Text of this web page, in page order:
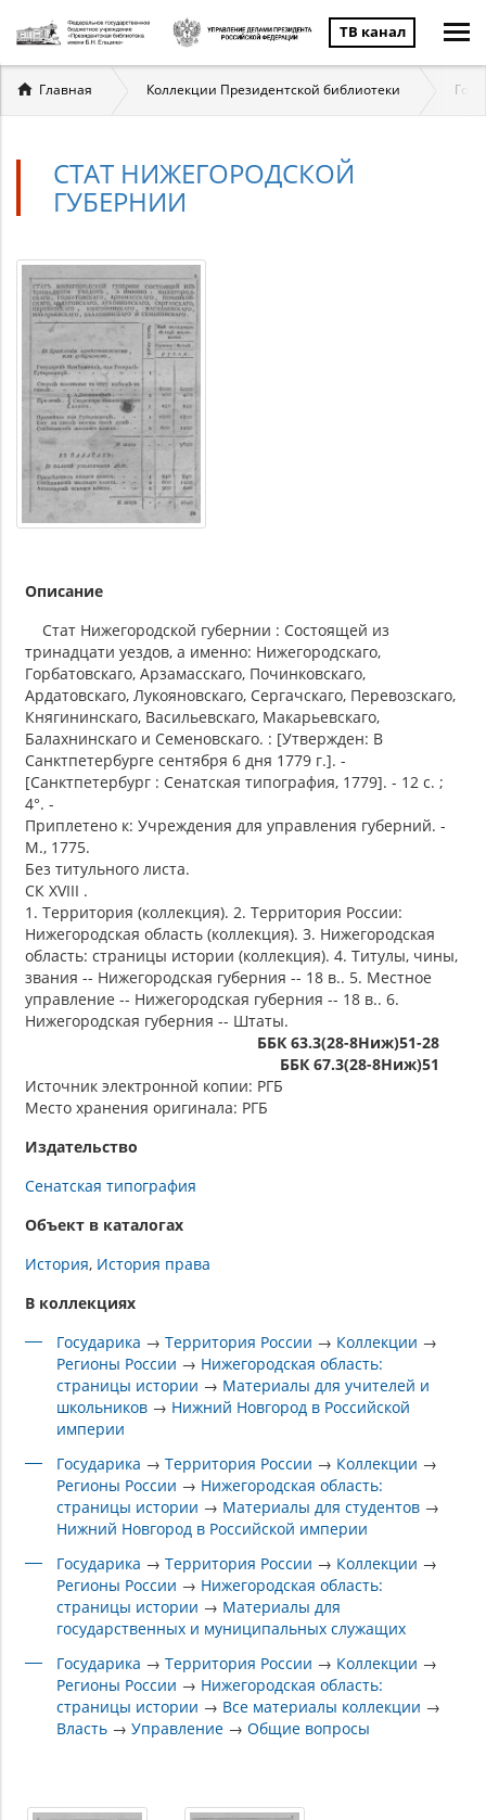
ТВ канал
Вы
здесь
Главная Коллекции Президентской библиотеки
СТАТ НИЖЕГОРОДСКОЙ
ГУБЕРНИИ
Описание
Стат Нижегородской губернии : Состоящей из
тринадцати уездов, а именно: Нижегородскаго,
Горбатовскаго, Арзамасскаго, Починковскаго,
Ардатовскаго, Лукояновскаго, Сергачскаго, Перевозскаго,
Княгининскаго, Васильевскаго, Макарьевскаго,
Балахнинскаго и Семеновскаго. : [Утвержден: В
Санктпетербурге сентября 6 дня 1779 г.]. -
[Санктпетербург : Сенатская типография, 1779]. - 12 с. ;
4°. -
Приплетено к: Учреждения для управления губерний. -
М., 1775.
Без титульного листа.
СК XVIII .
1. Территория (коллекция). 2. Территория России:
Нижегородская область (коллекция). 3. Нижегородская
область: страницы истории (коллекция). 4. Титулы, чины,
звания -- Нижегородская губерния -- 18 в.. 5. Местное
управление -- Нижегородская губерния -- 18 в.. 6.
Нижегородская губерния -- Штаты.
ББК 63.3(28-8Ниж)51-28
ББК 67.3(28-8Ниж)51
Источник электронной копии: РГБ
Место хранения оригинала: РГБ
Издательство
Сенатская типография
Объект в каталогах
История История права
В коллекциях
Государика →Территория России → Коллекции →
Регионы России → Нижегородская область:
страницы истории → Материалы для учителей и
школьников → Нижний Новгород в Российской
империи
Государика →Территория России → Коллекции →
Регионы России → Нижегородская область:
страницы истории → Материалы для студентов →
Нижний Новгород в Российской империи
Государика →Территория России → Коллекции →
Регионы России → Нижегородская область:
страницы истории → Материалы для
государственных и муниципальных служащих
Государика →Территория России → Коллекции →
Регионы России → Нижегородская область:
страницы истории → Все материалы коллекции →
Власть →Управление →Общие вопросы